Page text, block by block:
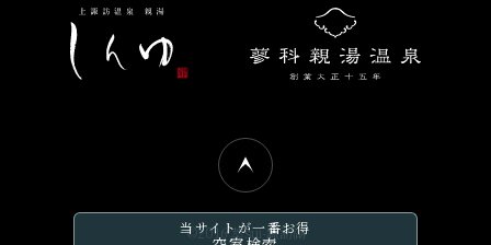
©2016 萃sui-諏訪湖
当サイトが一番お得